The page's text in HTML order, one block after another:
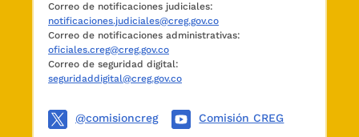
establecido en los Decretos
1999.
Doctrina Concordante
ARTÍCULO 3o. VIGENCIA.
rige a partir de su publicación en el Diario
Correo de notificaciones judiciales:
notificaciones.judiciales@creg.gov.co
Correo de notificaciones administrativas:
oficiales.creg@creg.gov.co
Correo de seguridad digital:
seguridaddigital@creg.gov.co
@comisioncreg Comisión CREG